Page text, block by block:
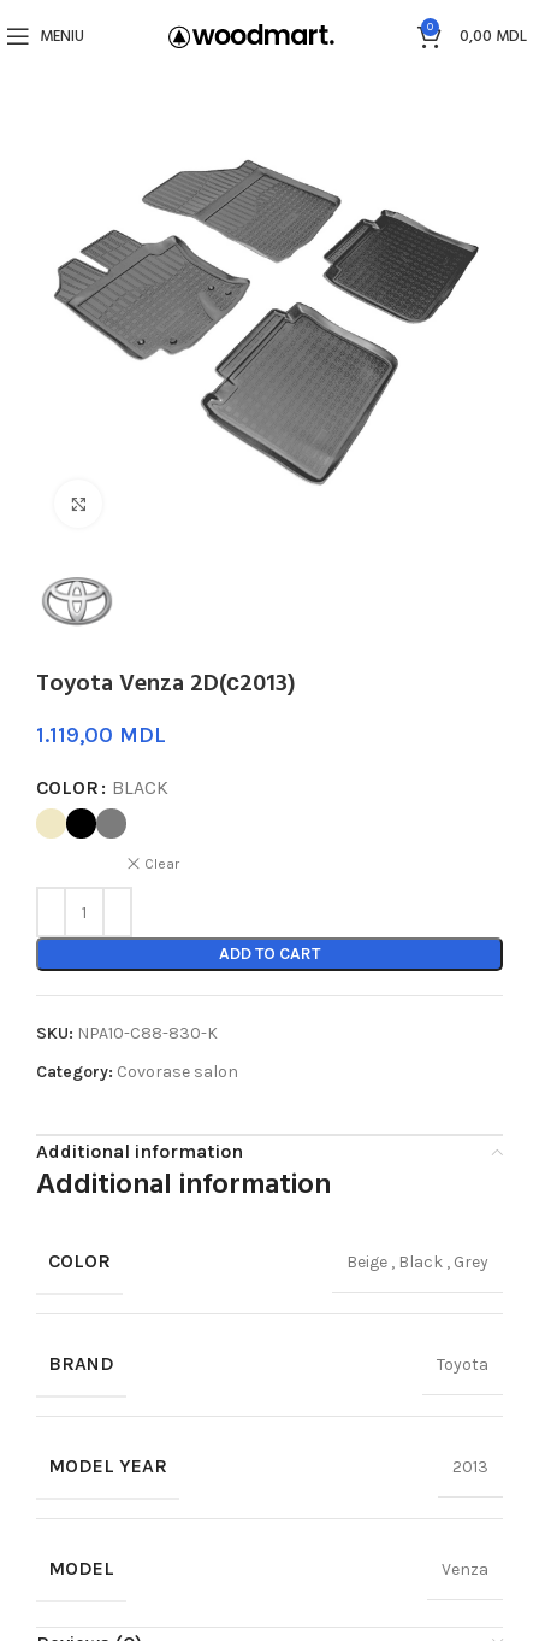
MENIU 0 0,00 MDL
Toyota Venza 2D(с2013)
MDL
COLOR BLACK
Clear
ADD TO CART
SKU: NPA10-C88-830-K
Category: Covorase salon
Additional information
Additional information
COLOR Beige , Black , Grey
BRAND Toyota
MODEL YEAR 2013
MODEL Venza